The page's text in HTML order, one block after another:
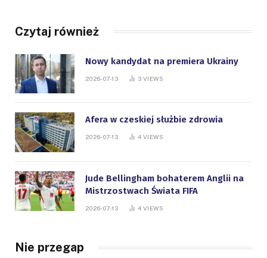
Czytaj również
Nowy kandydat na premiera Ukrainy
2026-07-13 3 VIEWS
Afera w czeskiej służbie zdrowia
2026-07-13 4 VIEWS
Jude Bellingham bohaterem Anglii na
Mistrzostwach Świata FIFA
2026-07-13 4 VIEWS
Nie przegap